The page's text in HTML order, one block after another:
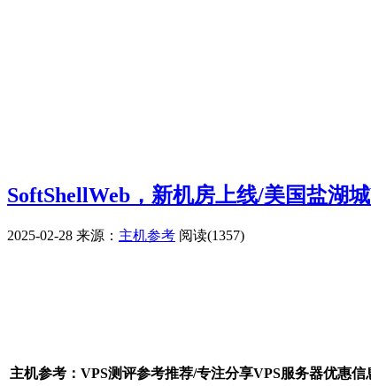
SoftShellWeb，新机房上线/美国盐湖
2025-02-28 来源： 主机参考 阅读(1357)
主机参考：VPS测评参考推荐/专注分享VPS服务器优惠